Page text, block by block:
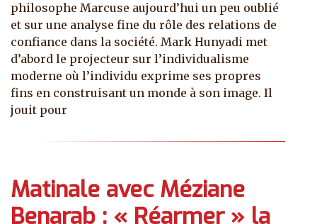
philosophe Marcuse aujourd’hui un peu oublié
et sur une analyse fine du rôle des relations de
confiance dans la société. Mark Hunyadi met
d’abord le projecteur sur l’individualisme
moderne où l’individu exprime ses propres
fins en construisant un monde à son image. Il
jouit pour
Matinale avec Méziane
Benarab : « Réarmer » la